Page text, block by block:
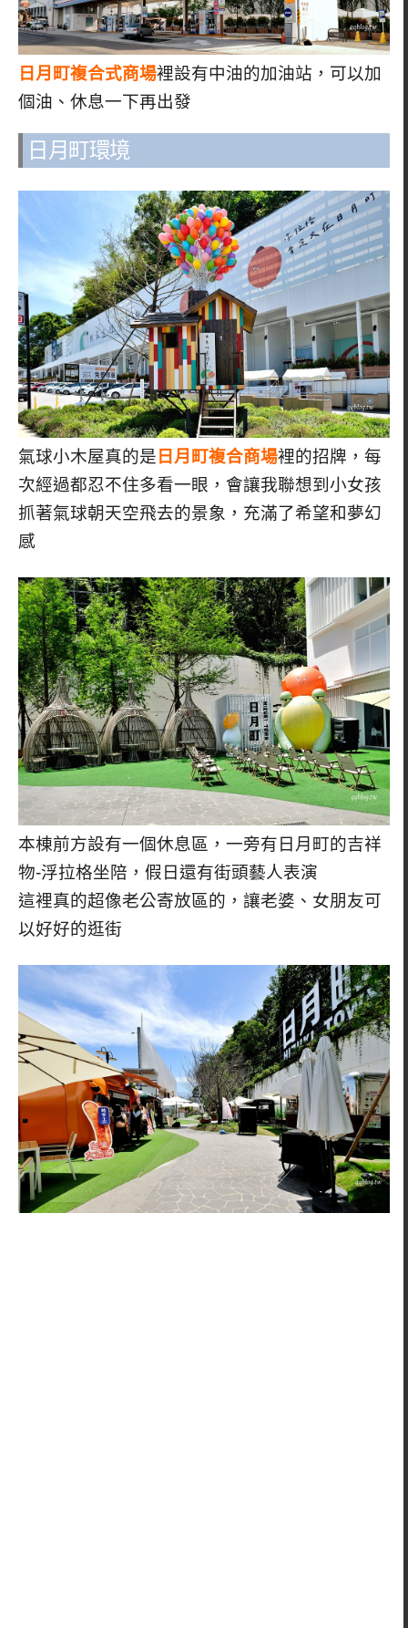
日月町複合式商場裡設有中油的加油站，可以加
個油、休息一下再出發
日月町環境
氣球小木屋真的是 日月町複合商場裡的招牌，每
次經過都忍不住多看一眼，會讓我聯想到小女孩
抓著氣球朝天空飛去的景象，充滿了希望和夢幻
感
本棟前方設有一個休息區，一旁有日月町的吉祥
物-浮拉格坐陪，假日還有街頭藝人表演
這裡真的超像老公寄放區的，讓老婆、女朋友可
以好好的逛街